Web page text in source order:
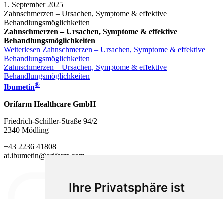
Ihre Privatsphäre ist
1. September 2025
Zahnschmerzen – Ursachen, Symptome & effektive
Behandlungsmöglichkeiten
Zahnschmerzen – Ursachen, Symptome & effektive
Behandlungsmöglichkeiten
Weiterlesen Zahnschmerzen – Ursachen, Symptome & effektive
Behandlungsmöglichkeiten
Zahnschmerzen – Ursachen, Symptome & effektive
Behandlungsmöglichkeiten
Ibumetin®
Orifarm Healthcare GmbH
Friedrich-Schiller-Straße 94/2
2340 Mödling
+43 2236 41808
at.ibumetin@orifarm.com